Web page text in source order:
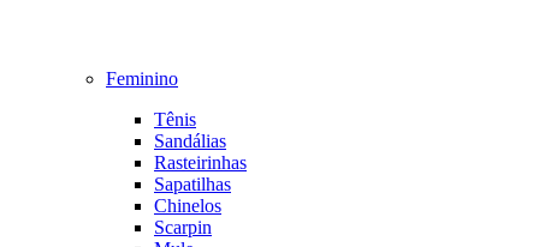
Feminino
Tênis
Sandálias
Rasteirinhas
Sapatilhas
Chinelos
Scarpin